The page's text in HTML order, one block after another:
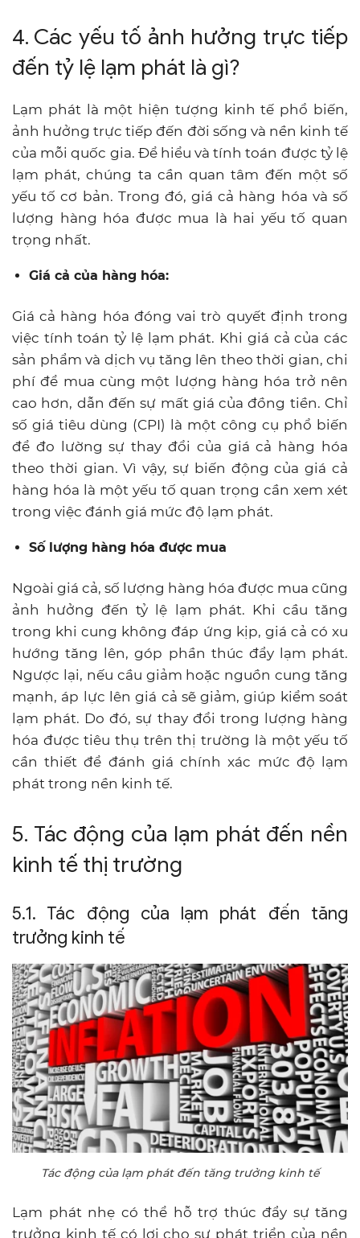
4. Các yếu tố ảnh hưởng trực tiếp
đến tỷ lệ lạm phát là gì?
Lạm phát là một hiện tượng kinh tế phổ biến,
ảnh hưởng trực tiếp đến đời sống và nền kinh tế
của mỗi quốc gia. Để hiểu và tính toán được tỷ lệ
lạm phát, chúng ta cần quan tâm đến một số
yếu tố cơ bản. Trong đó, giá cả hàng hóa và số
lượng hàng hóa được mua là hai yếu tố quan
trọng nhất.
Giá cả của hàng hóa:
Giá cả hàng hóa đóng vai trò quyết định trong
việc tính toán tỷ lệ lạm phát. Khi giá cả của các
sản phẩm và dịch vụ tăng lên theo thời gian, chi
phí để mua cùng một lượng hàng hóa trở nên
cao hơn, dẫn đến sự mất giá của đồng tiền. Chỉ
số giá tiêu dùng (CPI) là một công cụ phổ biến
để đo lường sự thay đổi của giá cả hàng hóa
theo thời gian. Vì vậy, sự biến động của giá cả
hàng hóa là một yếu tố quan trọng cần xem xét
trong việc đánh giá mức độ lạm phát.
Số lượng hàng hóa được mua
Ngoài giá cả, số lượng hàng hóa được mua cũng
ảnh hưởng đến tỷ lệ lạm phát. Khi cầu tăng
trong khi cung không đáp ứng kịp, giá cả có xu
hướng tăng lên, góp phần thúc đẩy lạm phát.
Ngược lại, nếu cầu giảm hoặc nguồn cung tăng
mạnh, áp lực lên giá cả sẽ giảm, giúp kiểm soát
lạm phát. Do đó, sự thay đổi trong lượng hàng
hóa được tiêu thụ trên thị trường là một yếu tố
cần thiết để đánh giá chính xác mức độ lạm
phát trong nền kinh tế.
5. Tác động của lạm phát đến nền
kinh tế thị trường
5.1. Tác động của lạm phát đến tăng
trưởng kinh tế
Tác động của lạm phát đến tăng trưởng kinh tế
Lạm phát nhẹ có thể hỗ trợ thúc đẩy sự tăng
trưởng kinh tế có lợi cho sự phát triển của nền